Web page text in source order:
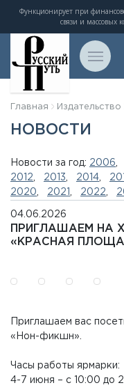
Функционирует при
связи и массовых
Главная Издательство
НОВОСТИ
Новости за год: 2006
2012
2013 2014
2020
2021 2022
04.06.2026
ПРИГЛАШАЕМ НА
«КРАСНАЯ
Приглашаем вас
«Нон-фикшн».
Часы работы ярмарки:
4-7 июня – с 10:00 до